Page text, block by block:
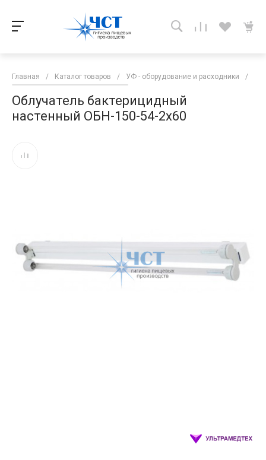
Главная / Каталог товаров / УФ - оборудование и расходники /
Облучатель бактерицидный
настенный ОБН-150-54-2х60